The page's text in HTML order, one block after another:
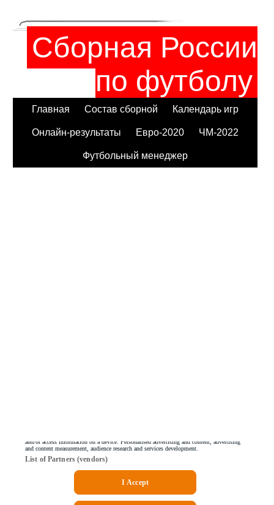
Сборная России
по футболу
Главная Состав сборной Календарь игр
Онлайн-результаты Евро-2020 ЧМ-2022
Футбольный менеджер